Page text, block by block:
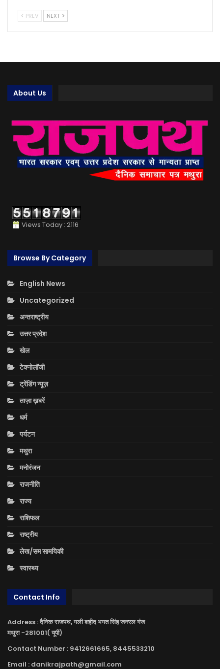
PREV NEXT
About Us
Views Today : 2116
Browse By Category
English News
Uncategorized
अन्तराष्ट्रीय
उत्तर प्रदेश
खेल
टेक्नोलॉजी
ट्रेंडिंग न्यूज़
ताज़ा ख़बरें
धर्म
पर्यटन
मथुरा
मनोरंजन
राजनीति
राज्य
राशिफल
राष्ट्रीय
लेख/सम सामयिकी
स्वास्थ्य
Contact Info
Address : दैनिक राजपथ, गली शहीद भगत सिंह जनरल गंज
मथुरा -281001( यूपी)
Contact Number : 9412661665, 8445533210
Email : danikrajpath@gmail.com